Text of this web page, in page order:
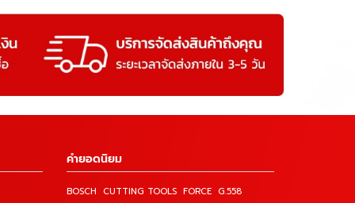
คำยอดนิยม
BOSCH CUTTING TOOLS FORCE G.558